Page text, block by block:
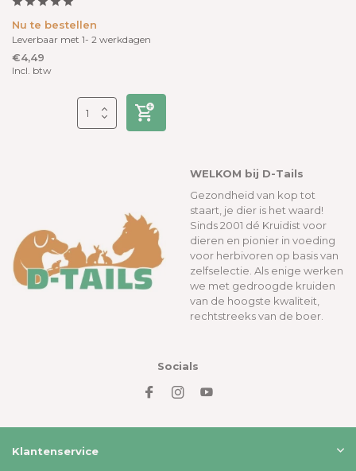
Nu te bestellen
Leverbaar met 1- 2 werkdagen
€4,49
Incl. btw
WELKOM bij D-Tails
Gezondheid van kop tot
staart, je dier is het waard!
Sinds 2001 dé Kruidist voor
dieren en pionier in voeding
voor herbivoren op basis van
zelfselectie. Als enige werken
we met gedroogde kruiden
van de hoogste kwaliteit,
rechtstreeks van de boer.
Socials
Klantenservice